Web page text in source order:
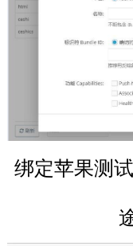
绑定苹果测